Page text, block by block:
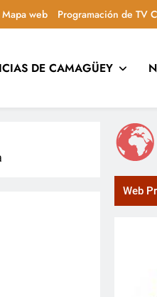
Mapa web Programación de TV
culturales, sociales y
DE CAMAGÜEY
Web